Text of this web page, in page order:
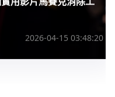
影片？
2024-12-27 08:49:02